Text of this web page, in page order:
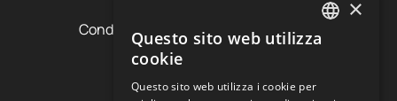
Condizioni di vendita e cancellazione
Condizioni voucher
Cookie policy
Privacy policy
×
Questo sito web utilizza
cookie
Questo sito web utilizza i cookie per